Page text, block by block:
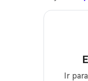
Ir para